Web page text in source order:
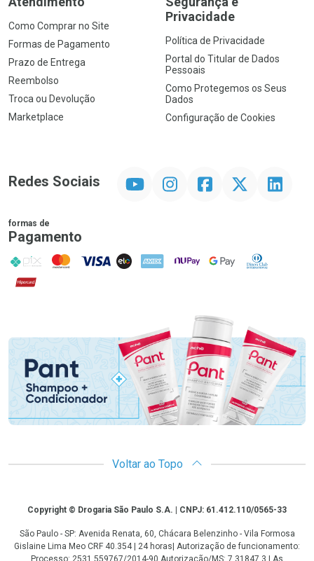
Como Comprar no Site
Formas de Pagamento
Prazo de Entrega
Reembolso
Troca ou Devolução
Marketplace
Privacidade
Política de Privacidade
Portal do Titular de Dados
Pessoais
Como Protegemos os Seus
Dados
Configuração de Cookies
Redes Sociais InstagramFacebookTwitter Linkedin
formas de
Pagamento
PIX MasterCard
VISA ELO AMEX NuPay Google PayDiners Club
Hipercard
Voltar ao Topo
CopyrightCopyright © Drogaria São Paulo S.A. | CNPJ: 61.412.110/0565-33
São Paulo - SP: Avenida Renata, 60, Chácara Belenzinho - Vila Formosa
Gislaine Lima Meo CRF 40.354 | 24 horas| Autorização de funcionamento: